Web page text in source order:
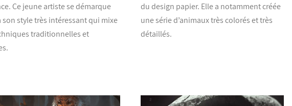
Ce jeune artiste se démarque
son style très intéressant qui mixe
traditionnelles et
du design papier. Elle a notamment créée
une série d’animaux très colorés et très
détaillés.